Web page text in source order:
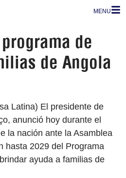
MENU
de
de Angola
Latina) El presidente de
anunció hoy durante el
la nación ante la Asamblea
hasta 2029 del Programa
ayuda a familias de